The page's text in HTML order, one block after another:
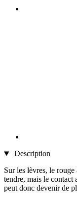
Description
Sur les lèvres, le
tendre, mais le contact
peut donc devenir de